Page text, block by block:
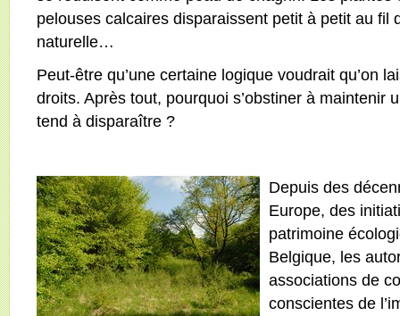
pelouses calcaires disparaissent petit à petit au fil
naturelle…
Peut-être qu’une certaine logique voudrait qu’on
droits. Après tout, pourquoi s’obstiner à maintenir
tend à disparaître ?
Depuis des
Europe, des
patrimoine
Belgique, les
associations de
conscientes de